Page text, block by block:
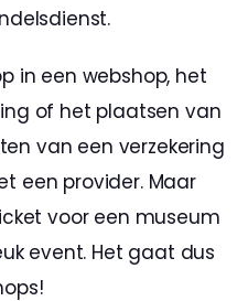
in een webshop, het
of het plaatsen van
van een verzekering
een provider. Maar
voor een museum
event. Het gaat dus